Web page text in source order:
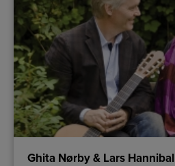
Ghita Nørby & Lars Hannibal